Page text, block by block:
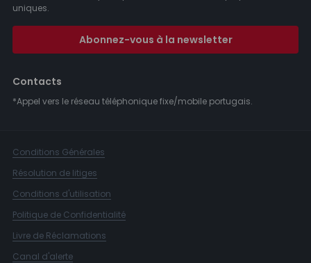
uniques.
Abonnez-vous à la newsletter
Contacts
*Appel vers le réseau téléphonique fixe/mobile portugais.
Conditions Générales
Résolution de litiges
Conditions d'utilisation
Politique de Confidentialité
Livre de Réclamations
Canal d'alerte